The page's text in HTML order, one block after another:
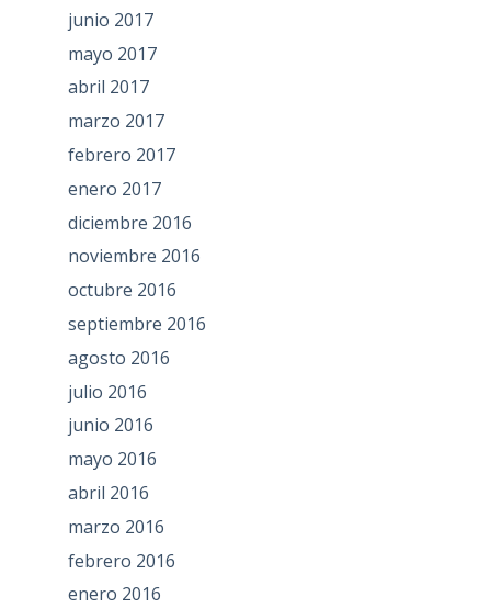
junio 2017
mayo 2017
abril 2017
marzo 2017
febrero 2017
enero 2017
diciembre 2016
noviembre 2016
octubre 2016
septiembre 2016
agosto 2016
julio 2016
junio 2016
mayo 2016
abril 2016
marzo 2016
febrero 2016
enero 2016